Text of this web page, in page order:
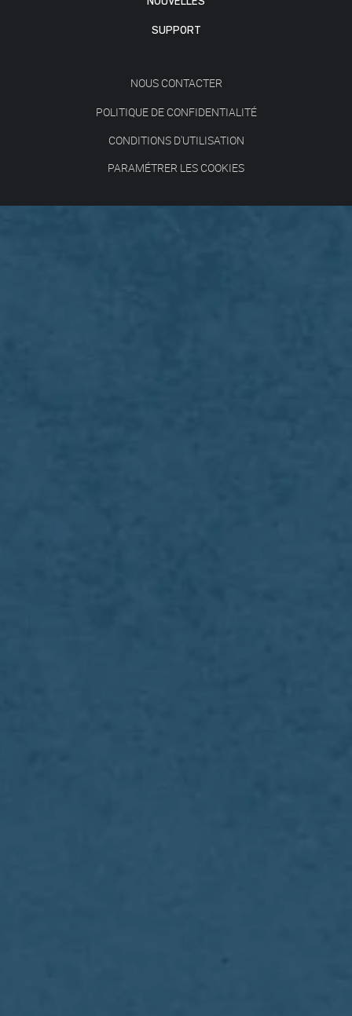
SUPPORT
NOUS CONTACTER
POLITIQUE DE CONFIDENTIALITÉ
CONDITIONS D'UTILISATION
PARAMÉTRER LES COOKIES